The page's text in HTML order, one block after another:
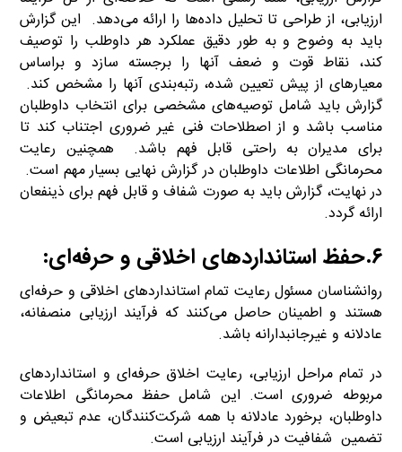
ارزیابی، از طراحی تا تحلیل داده‌ها را ارائه می‌دهد. این گزارش
باید به وضوح و به طور دقیق عملکرد هر داوطلب را توصیف
کند، نقاط قوت و ضعف آنها را برجسته سازد و براساس
معیارهای از پیش تعیین شده، رتبه‌بندی آنها را مشخص کند.
گزارش باید شامل توصیه‌های مشخصی برای انتخاب داوطلبان
مناسب باشد و از اصطلاحات فنی غیر ضروری اجتناب کند تا
برای مدیران به راحتی قابل فهم باشد. همچنین رعایت
محرمانگی اطلاعات داوطلبان در گزارش نهایی بسیار مهم است.
در نهایت، گزارش باید به صورت شفاف و قابل فهم برای ذینفعان
ارائه گردد.
۶.حفظ استانداردهای اخلاقی و حرفه‌ای :
روانشناسان مسئول رعایت تمام استانداردهای اخلاقی و حرفه‌ای
هستند و اطمینان حاصل می‌کنند که فرآیند ارزیابی منصفانه،
عادلانه و غیرجانبدارانه باشد.
در تمام مراحل ارزیابی، رعایت اخلاق حرفه‌ای و استانداردهای
مربوطه ضروری است. این شامل حفظ محرمانگی اطلاعات
داوطلبان، برخورد عادلانه با همه شرکت‌کنندگان، عدم تبعیض و
تضمین شفافیت در فرآیند ارزیابی است.